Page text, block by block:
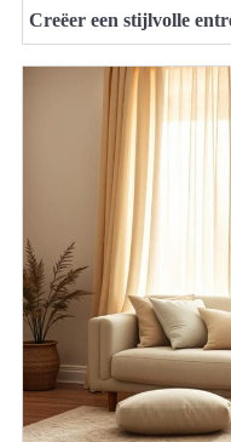
Creëer een stijlvolle